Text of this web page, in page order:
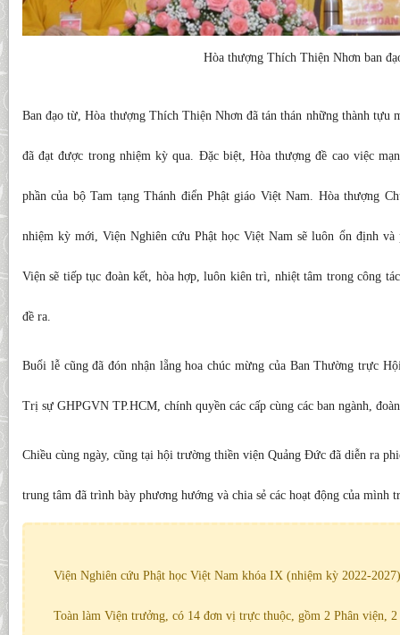
Hòa thượng Thích Thiện Nhơn ban
Ban đạo từ, Hòa thượng Thích Thiện Nhơn đã tán thán những thành tựu
đã đạt được trong nhiệm kỳ qua. Đặc biệt, Hòa thượng đề cao việc
phần của bộ Tam tạng Thánh điển Phật giáo Việt Nam. Hòa thượng
nhiệm kỳ mới, Viện Nghiên cứu Phật học Việt Nam sẽ luôn ổn định và
Viện sẽ tiếp tục đoàn kết, hòa hợp, luôn kiên trì, nhiệt tâm trong công
đề ra.
Buổi lễ cũng đã đón nhận lẵng hoa chúc mừng của Ban Thường trực
Trị sự GHPGVN TP.HCM, chính quyền các cấp cùng các ban ngành,
Chiều cùng ngày, cũng tại hội trường thiền viện Quảng Đức đã diễn ra
trung tâm đã trình bày phương hướng và chia sẻ các hoạt động của mình
Viện Nghiên cứu Phật học Việt Nam khóa IX (nhiệm kỳ 2022-
Toàn làm Viện trưởng, có 14 đơn vị trực thuộc, gồm 2 Phân viện,